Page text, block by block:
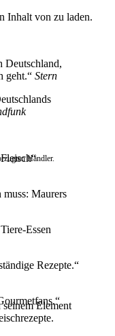
Inhalt von zu laden.
Deu­t­schland,
geht.“ Stern
“
muss: Mau­rers
Essen
Re­zep­te.“
“
Händler.
Ele­ment